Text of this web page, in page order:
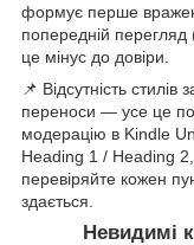
формує перше
попередній
це мінус до довіри.
📌 Відсутність стилів
переноси — усе це
модерацію в Kindle
Heading 1 / Heading 2,
перевіряйте кожен
здається.
Невидимі